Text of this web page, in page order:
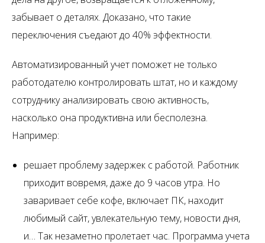
забывает о деталях. Доказано, что такие
переключения съедают до 40% эффектности.
Автоматизированный учет поможет не только
работодателю контролировать штат, но и каждому
сотруднику анализировать свою активность,
насколько она продуктивна или бесполезна.
Например:
решает проблему задержек с работой. Работник
приходит вовремя, даже до 9 часов утра. Но
заваривает себе кофе, включает ПК, находит
любимый сайт, увлекательную тему, новости дня,
и… Так незаметно пролетает час. Программа учета